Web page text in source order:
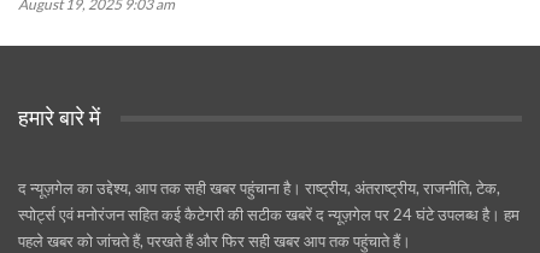
August 19, 2025 9:03 am
हमारे बारे में
द न्यूज़गेल का उद्देश्य, आप तक सही खबर पहुंचाना है। राष्ट्रीय, अंतराष्ट्रीय, राजनीति, टेक,
स्पोर्ट्स एवं मनोरंजन सहित कई कैटेगरी की सटीक खबरें द न्यूज़गेल पर 24 घंटे उपलब्ध है। हम
पहले खबर को जांचते हैं, परखते हैं और फिर सही खबर आप तक पहुंचाते हैं।